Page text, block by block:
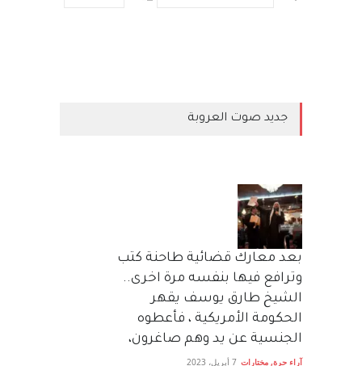
جديد صوت العروبة
بعد معارك قضائية طاحنة كتب
وترافع فيها بنفسه مرة اخرى..
الشيخ طارق يوسف يقهر
الحكومة الأمريكية ، فأعطوه
الجنسية عن يد وهم صاغرون،
آراء حرة, مختارات 7 أبريل، 2023